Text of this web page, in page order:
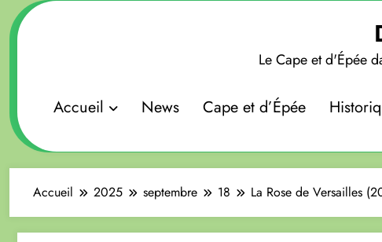
Aller
au
Le Cape et d'Épée
Accueil News Cape et d’Épée
Accueil 2025 septembre 18 La Rose de Versailles